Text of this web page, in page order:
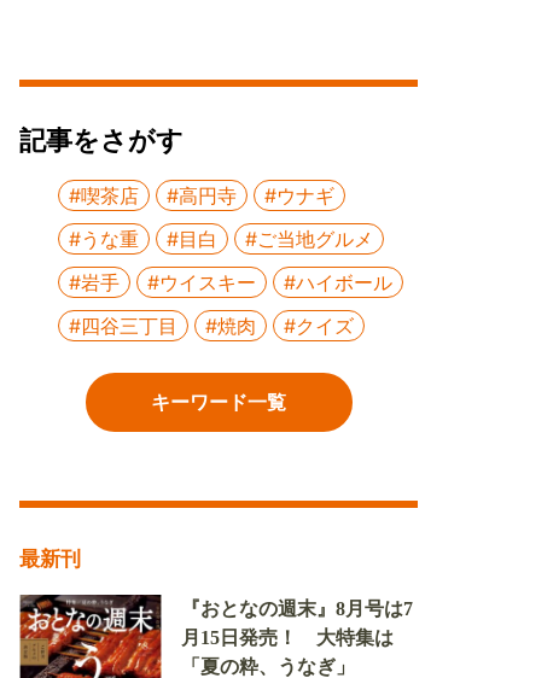
記事をさがす
#喫茶店 #高円寺
#ウナギ
#うな重
#目白
#ご当地グルメ
#岩手
#ウイスキー
#ハイボール
#四谷三丁目
#焼肉 #クイズ
キーワード一覧
最新刊
『おとなの週末』8月号は7
月15日発売！ 大特集は
「夏の粋、うなぎ」